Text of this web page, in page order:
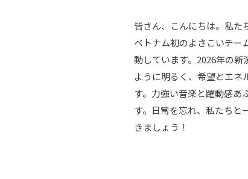
皆さん、こんにちは。私た
ベトナム初のよさこいチー
動しています。2026年の
ように明るく、希望とエネ
す。力強い音楽と躍動感あ
す。日常を忘れ、私たちと
きましょう！